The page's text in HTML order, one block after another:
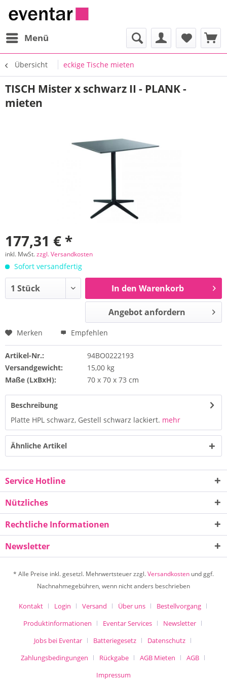
Menü
Übersicht eckige Tische mieten
TISCH Mister x schwarz II - PLANK -
mieten
177,31 € *
inkl. MwSt.zzgl. Versandkosten
Sofort versandfertig
In den Warenkorb
Angebot anfordern
Merken Empfehlen
Artikel-Nr.:
94BO0222193
Versandgewicht:
15,00 kg
Maße (LxBxH):
70 x 70 x 73 cm
Beschreibung
Platte HPL schwarz, Gestell schwarz lackiert. mehr
Ähnliche Artikel
Service Hotline
Nützliches
Rechtliche Informationen
Newsletter
* Alle Preise inkl. gesetzl. Mehrwertsteuer zzgl.Versandkosten und ggf.
Nachnahmegebühren, wenn nicht anders beschrieben
Kontakt Login Versand Über uns
Bestellvorgang
Produktinformationen
Eventar Services
Newsletter
Jobs bei Eventar
Batteriegesetz
Datenschutz
Zahlungsbedingungen
Rückgabe AGB Mieten
AGB
Impressum